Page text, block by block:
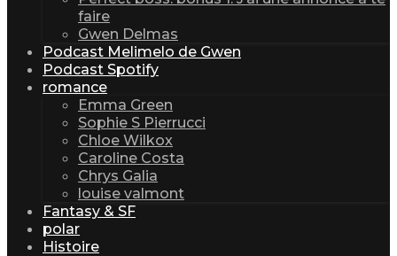
faire
Gwen Delmas
Podcast Melimelo de Gwen
Podcast Spotify
romance
Emma Green
Sophie S Pierrucci
Chloe Wilkox
Caroline Costa
Chrys Galia
louise valmont
Fantasy & SF
polar
Histoire